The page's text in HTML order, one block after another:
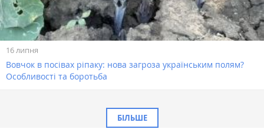
16 липня
Вовчок в посівах ріпаку: нова загроза українським полям?
Особливості та боротьба
БІЛЬШЕ